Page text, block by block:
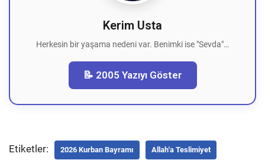
Kerim Usta
Herkesin bir yaşama nedeni var. Benimki ise "Sevda"…
📝 2005 Yazıyı Göster
Etiketler: 2026 Kurban Bayramı Allah'a Teslimiyet